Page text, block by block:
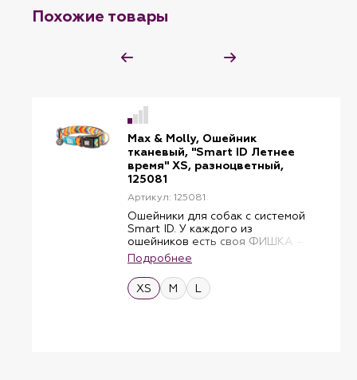
Похожие товары
Max & Molly, Ошейник
тканевый, "Smart ID Летнее
время" XS, разноцветный,
125081
Артикул: 125081
Ошейники для собак с системой
Smart ID. У каждого из
ошейников есть своя ФИШКА —
бирка с индивидуальным QR-
кодом. В эксклюзивном и
бесплатном приложении
GOTCHA! В приложении Lost &
Подробнее
XS M L